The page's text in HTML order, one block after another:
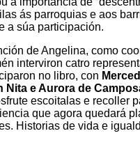
ás parroquias e aos
a súa participación.
de Angelina, como
interviron catro
no libro, con
Nita e Aurora de
escoitalas e recoller
que agora quedará
Historias de vida e